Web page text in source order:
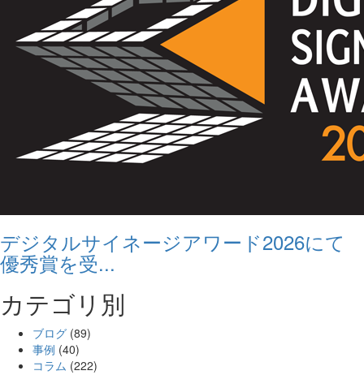
デジタルサイネージアワード2026にて
優秀賞を受...
カテゴリ別
ブログ (89)
事例 (40)
コラム (222)